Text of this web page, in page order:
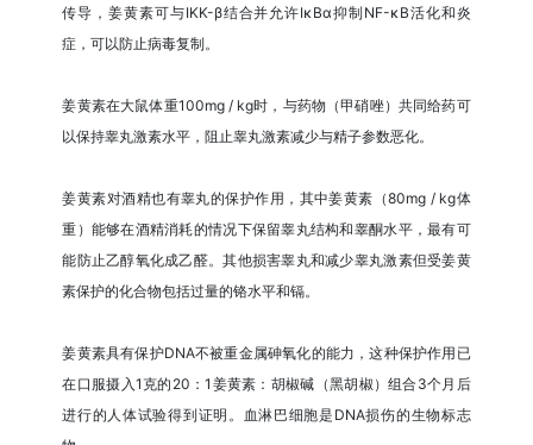
传导，姜黄素可与IKK-β结合并允许IκBα抑制NF-κB活化和炎
症，可以防止病毒复制。
姜黄素在大鼠体重100mg / kg时，与药物（甲硝唑）共同给药可
以保持睾丸激素水平，阻止睾丸激素减少与精子参数恶化。
姜黄素对酒精也有睾丸的保护作用，其中姜黄素（80mg / kg体
重）能够在酒精消耗的情况下保留睾丸结构和睾酮水平，最有可
能防止乙醇氧化成乙醛。其他损害睾丸和减少睾丸激素但受姜黄
素保护的化合物包括过量的铬水平和镉。
姜黄素具有保护DNA不被重金属砷氧化的能力，这种保护作用已
在口服摄入1克的20：1姜黄素：胡椒碱（黑胡椒）组合3个月后
进行的人体试验得到证明。血淋巴细胞是DNA损伤的生物标志